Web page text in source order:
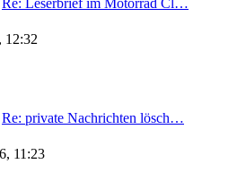
Re: Leserbrief im Motorrad Cl…
12:32
Re: private Nachrichten lösch…
11:23